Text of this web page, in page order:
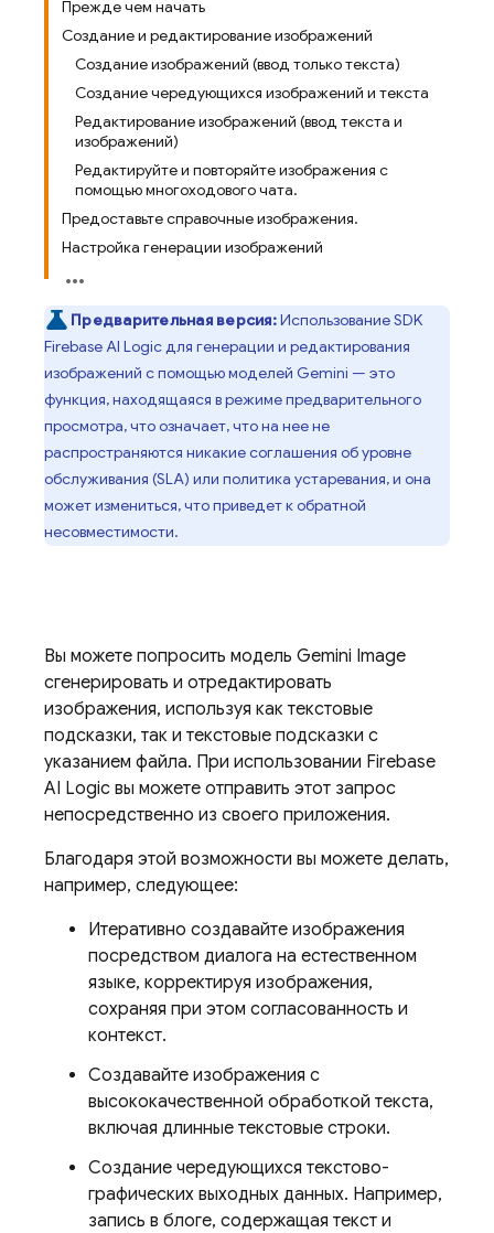
Прежде чем начать
Создание и редактирование изображений
Создание изображений (ввод только текста)
Создание чередующихся изображений и текста
Редактирование изображений (ввод текста и
изображений)
Редактируйте и повторяйте изображения с
помощью многоходового чата.
Предоставьте справочные изображения.
Настройка генерации изображений
Предварительная версия:Использование SDK
Firebase AI Logicдля генерации и редактирования
изображений с помощью моделей Gemini — это
функция, находящаяся в режиме предварительного
просмотра, что означает, что на нее не
распространяются никакие соглашения об уровне
обслуживания (SLA) или политика устаревания, и она
может измениться, что приведет к обратной
несовместимости.
Вы можете попросить модель Gemini Image
сгенерировать и отредактировать
изображения, используя как текстовые
подсказки, так и текстовые подсказки с
указанием файла. При использовании Firebase
AI Logic вы можете отправить этот запрос
непосредственно из своего приложения.
Благодаря этой возможности вы можете делать,
например, следующее:
Итеративно создавайте изображения
посредством диалога на естественном
языке, корректируя изображения,
сохраняя при этом согласованность и
контекст.
Создавайте изображения с
высококачественной обработкой текста,
включая длинные текстовые строки.
Создание чередующихся текстово-
графических выходных данных. Например,
запись в блоге, содержащая текст и